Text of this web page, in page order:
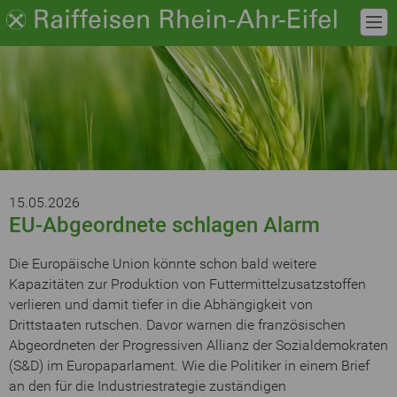
15.05.2026
EU-Abgeordnete schlagen Alarm
Die Europäische Union könnte schon bald weitere
Kapazitäten zur Produktion von Futtermittelzusatzstoffen
verlieren und damit tiefer in die Abhängigkeit von
Drittstaaten rutschen. Davor warnen die französischen
Abgeordneten der Progressiven Allianz der Sozialdemokraten
(S&D) im Europaparlament. Wie die Politiker in einem Brief
an den für die Industriestrategie zuständigen